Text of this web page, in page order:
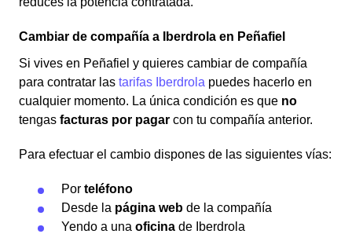
Cambiar de compañía a Iberdrola en Peñafiel
Si vives en Peñafiel y quieres cambiar de compañía
para contratar las tarifas Iberdrola puedes hacerlo en
cualquier momento. La única condición es que no
tengas facturas por pagar con tu compañía anterior.
Para efectuar el cambio dispones de las siguientes vías:
Por teléfono
Desde la página web de la compañía
Yendo a una oficina de Iberdrola